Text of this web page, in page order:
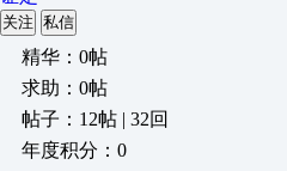
关注 私信
精华：0帖
求助：0帖
帖子：12帖 | 32回
年度积分：0